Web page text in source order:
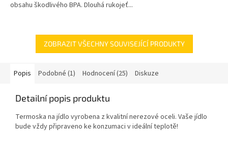
obsahu škodlivého BPA. Dlouhá rukojeť...
ZOBRAZIT VŠECHNY SOUVISEJÍCÍ PRODUKTY
Popis Podobné (1) Hodnocení (25) Diskuze
Detailní popis produktu
Termoska na jídlo vyrobena z kvalitní nerezové oceli. Vaše jídlo
bude vždy připraveno ke konzumaci v ideální teplotě!